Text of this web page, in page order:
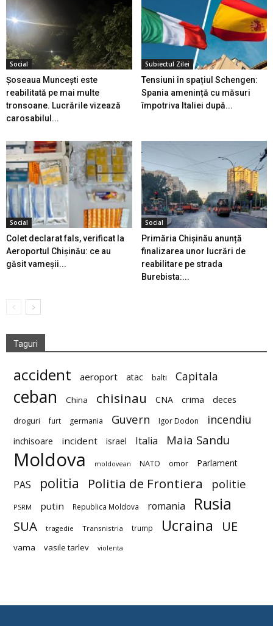
Social
Șoseaua Muncești este
reabilitată pe mai multe
tronsoane. Lucrările vizează
carosabilul...
Subiectul Zilei
Tensiuni în spațiul Schengen:
Spania amenință cu măsuri
împotriva Italiei după...
Social
Colet declarat fals, verificat la
Aeroportul Chișinău: ce au
găsit vameșii...
Social
Primăria Chișinău anunță
finalizarea unor lucrări de
reabilitare pe strada
Burebista:...
Taguri
accident aeroport atac balti Capitala
ceban China chisinau CNA crima deces
droguri furt germania Guvern Igor Dodon incendiu
inchisoare incident israel Italia Maia Sandu
Moldova moldovean NATO omor Parlament
PAS politia Politia de Frontiera politie
PSRM putin Republica Moldova romania Rusia
SUA tragedie Transnistria trump Ucraina UE
vama vasile tarlev violenta